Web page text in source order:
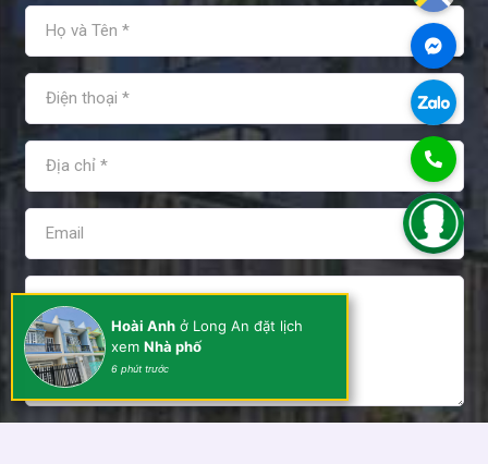
Hoài Anh ở Long An đặt lịch
xem Nhà phố
6 phút trước